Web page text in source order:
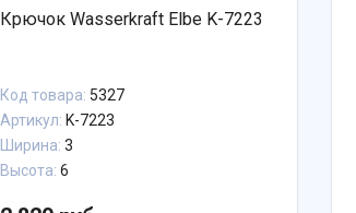
Крючок Wasserkraft Elbe K-7223
Код товара: 5327
Артикул: K-7223
Ширина: 3
Высота: 6